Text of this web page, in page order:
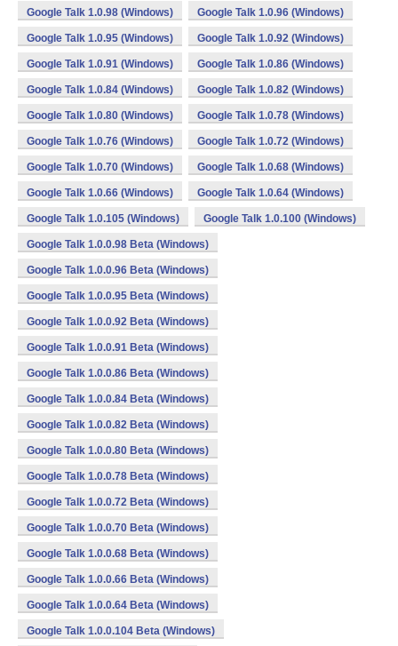
Google Talk 1.0.98 (Windows) Google Talk 1.0.96 (Windows)
Google Talk 1.0.95 (Windows) Google Talk 1.0.92 (Windows)
Google Talk 1.0.91 (Windows) Google Talk 1.0.86 (Windows)
Google Talk 1.0.84 (Windows) Google Talk 1.0.82 (Windows)
Google Talk 1.0.80 (Windows) Google Talk 1.0.78 (Windows)
Google Talk 1.0.76 (Windows) Google Talk 1.0.72 (Windows)
Google Talk 1.0.70 (Windows) Google Talk 1.0.68 (Windows)
Google Talk 1.0.66 (Windows) Google Talk 1.0.64 (Windows)
Google Talk 1.0.105 (Windows) Google Talk 1.0.100 (Windows)
Google Talk 1.0.0.98 Beta (Windows)
Google Talk 1.0.0.96 Beta (Windows)
Google Talk 1.0.0.95 Beta (Windows)
Google Talk 1.0.0.92 Beta (Windows)
Google Talk 1.0.0.91 Beta (Windows)
Google Talk 1.0.0.86 Beta (Windows)
Google Talk 1.0.0.84 Beta (Windows)
Google Talk 1.0.0.82 Beta (Windows)
Google Talk 1.0.0.80 Beta (Windows)
Google Talk 1.0.0.78 Beta (Windows)
Google Talk 1.0.0.72 Beta (Windows)
Google Talk 1.0.0.70 Beta (Windows)
Google Talk 1.0.0.68 Beta (Windows)
Google Talk 1.0.0.66 Beta (Windows)
Google Talk 1.0.0.64 Beta (Windows)
Google Talk 1.0.0.104 Beta (Windows)